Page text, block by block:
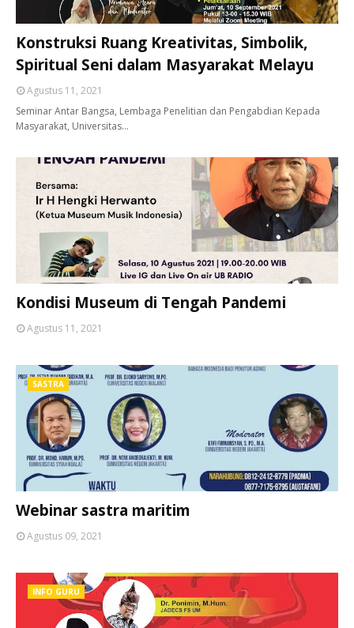
Konstruksi Ruang Kreativitas, Simbolik,
Spiritual Seni dalam Masyarakat Melayu
Agustus 11, 2021
Seminar Antar Bangsa, Lembaga Penelitian dan Pengabdian Kepada
Masyarakat, Universitas…
Kondisi Museum di Tengah Pandemi
Agustus 11, 2021
SASTRA
Webinar sastra maritim
Agustus 09, 2021
INFO GURU